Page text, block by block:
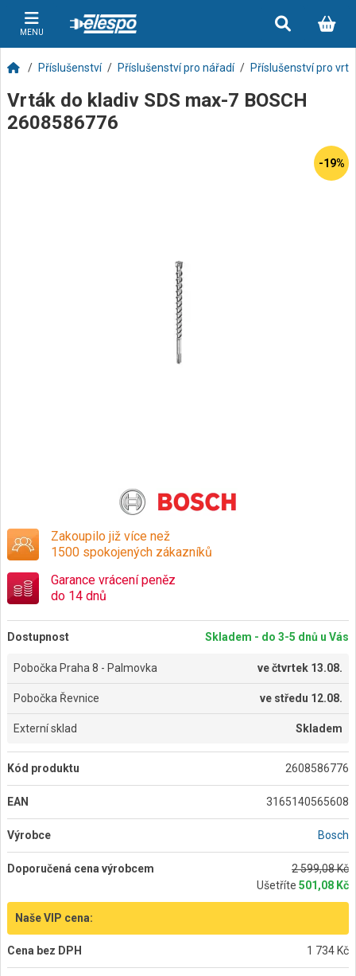
MENU
Příslušenství Příslušenství pro nářadí Příslušenství pro
Vrták do kladiv SDS max-7 BOSCH
2608586776
-19%
Zakoupilo již více než
1500 spokojených zákazníků
Garance vrácení peněz
do 14 dnů
Dostupnost Skladem - do 3-5 dnů u Vás
Pobočka Praha 8 - Palmovka večtvrtek 13.08.
Pobočka Řevnice ve středu 12.08.
Externí sklad Skladem
Kód produktu 2608586776
EAN 3165140565608
Výrobce Bosch
Doporučená cena výrobcem
2 599,08 Kč
Ušetříte 501,08 Kč
Naše VIP cena:
Cena bez DPH 1 734 Kč